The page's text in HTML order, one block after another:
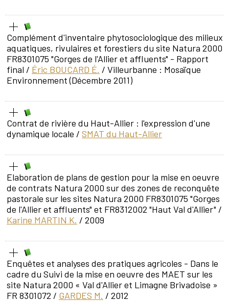
Complément d'inventaire phytosociologique des milieux
aquatiques, rivulaires et forestiers du site Natura 2000
FR8301075 "Gorges de l'Allier et affluents" - Rapport
final / Éric BOUCARD É. / Villeurbanne : Mosaïque
Environnement (Décembre 2011)
Contrat de rivière du Haut-Allier : l'expression d'une
dynamique locale / SMAT du Haut-Allier
Elaboration de plans de gestion pour la mise en oeuvre
de contrats Natura 2000 sur des zones de reconquête
pastorale sur les sites Natura 2000 FR8301075 "Gorges
de l'Allier et affluents" et FR8312002 "Haut Val d'Allier" /
Karine MARTIN K. / 2009
Enquêtes et analyses des pratiques agricoles - Dans le
cadre du Suivi de la mise en oeuvre des MAET sur les
site Natura 2000 « Val d'Allier et Limagne Brivadoise »
FR 8301072 / GARDES M. / 2012